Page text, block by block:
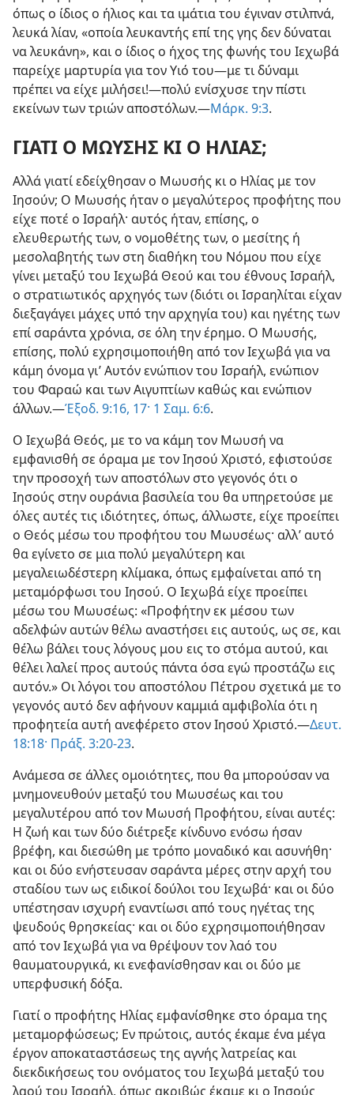
όπως ο ίδιος ο ήλιος και τα ιμάτια του έγιναν στιλπνά,
λευκά λίαν, «οποία λευκαντής επί της γης δεν δύναται
να λευκάνη», και ο ίδιος ο ήχος της φωνής του Ιεχωβά
παρείχε μαρτυρία για τον Υιό του—με τι δύναμι
πρέπει να είχε μιλήσει!—πολύ ενίσχυσε την πίστι
εκείνων των τριών αποστόλων.—Μάρκ. 9:3.
ΓΙΑΤΙ Ο ΜΩΥΣΗΣ ΚΙ Ο ΗΛΙΑΣ;
Αλλά γιατί εδείχθησαν ο Μωυσής κι ο Ηλίας με τον
Ιησούν; Ο Μωυσής ήταν ο μεγαλύτερος προφήτης που
είχε ποτέ ο Ισραήλ· αυτός ήταν, επίσης, ο
ελευθερωτής των, ο νομοθέτης των, ο μεσίτης ή
μεσολαβητής των στη διαθήκη του Νόμου που είχε
γίνει μεταξύ του Ιεχωβά Θεού και του έθνους Ισραήλ,
ο στρατιωτικός αρχηγός των (διότι οι Ισραηλίται είχαν
διεξαγάγει μάχες υπό την αρχηγία του) και ηγέτης των
επί σαράντα χρόνια, σε όλη την έρημο. Ο Μωυσής,
επίσης, πολύ εχρησιμοποιήθη από τον Ιεχωβά για να
κάμη όνομα γι’ Αυτόν ενώπιον του Ισραήλ, ενώπιον
του Φαραώ και των Αιγυπτίων καθώς και ενώπιον
άλλων.—Έξοδ. 9:16, 17· 1 Σαμ. 6:6.
Ο Ιεχωβά Θεός, με το να κάμη τον Μωυσή να
εμφανισθή σε όραμα με τον Ιησού Χριστό, εφιστούσε
την προσοχή των αποστόλων στο γεγονός ότι ο
Ιησούς στην ουράνια βασιλεία του θα υπηρετούσε με
όλες αυτές τις ιδιότητες, όπως, άλλωστε, είχε προείπει
ο Θεός μέσω του προφήτου του Μωυσέως· αλλ’ αυτό
θα εγίνετο σε μια πολύ μεγαλύτερη και
μεγαλειωδέστερη κλίμακα, όπως εμφαίνεται από τη
μεταμόρφωσι του Ιησού. Ο Ιεχωβά είχε προείπει
μέσω του Μωυσέως: «Προφήτην εκ μέσου των
αδελφών αυτών θέλω αναστήσει εις αυτούς, ως σε, και
θέλω βάλει τους λόγους μου εις το στόμα αυτού, και
θέλει λαλεί προς αυτούς πάντα όσα εγώ προστάζω εις
αυτόν.» Οι λόγοι του αποστόλου Πέτρου σχετικά με το
γεγονός αυτό δεν αφήνουν καμμιά αμφιβολία ότι η
προφητεία αυτή ανεφέρετο στον Ιησού Χριστό.—Δευτ.
18:18· Πράξ. 3:20-23.
Ανάμεσα σε άλλες ομοιότητες, που θα μπορούσαν να
μνημονευθούν μεταξύ του Μωυσέως και του
μεγαλυτέρου από τον Μωυσή Προφήτου, είναι αυτές:
Η ζωή και των δύο διέτρεξε κίνδυνο ενόσω ήσαν
βρέφη, και διεσώθη με τρόπο μοναδικό και ασυνήθη·
και οι δύο ενήστευσαν σαράντα μέρες στην αρχή του
σταδίου των ως ειδικοί δούλοι του Ιεχωβά· και οι δύο
υπέστησαν ισχυρή εναντίωσι από τους ηγέτας της
ψευδούς θρησκείας· και οι δύο εχρησιμοποιήθησαν
από τον Ιεχωβά για να θρέψουν τον λαό του
θαυματουργικά, κι ενεφανίσθησαν και οι δύο με
υπερφυσική δόξα.
Γιατί ο προφήτης Ηλίας εμφανίσθηκε στο όραμα της
μεταμορφώσεως; Εν πρώτοις, αυτός έκαμε ένα μέγα
έργον αποκαταστάσεως της αγνής λατρείας και
διεκδικήσεως του ονόματος του Ιεχωβά μεταξύ του
λαού του Ισραήλ, όπως ακριβώς έκαμε κι ο Ιησούς